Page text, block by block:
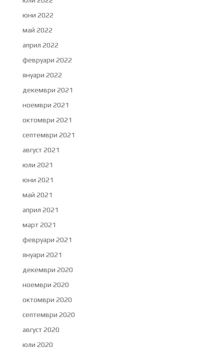
юни 2022
май 2022
април 2022
февруари 2022
януари 2022
декември 2021
ноември 2021
октомври 2021
септември 2021
август 2021
юли 2021
юни 2021
май 2021
април 2021
март 2021
февруари 2021
януари 2021
декември 2020
ноември 2020
октомври 2020
септември 2020
август 2020
юли 2020